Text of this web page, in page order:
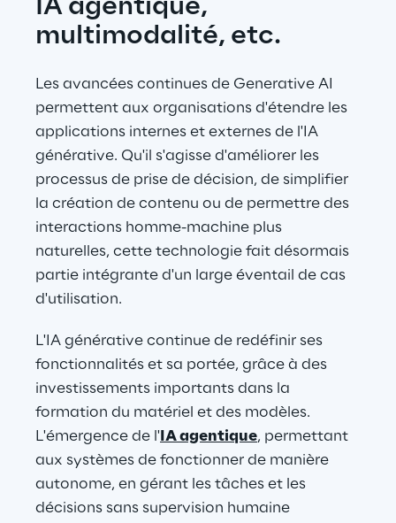
IA agentique,
multimodalité, etc.
Les avancées continues de Generative AI
permettent aux organisations d'étendre les
applications internes et externes de l'IA
générative. Qu'il s'agisse d'améliorer les
processus de prise de décision, de simplifier
la création de contenu ou de permettre des
interactions homme-machine plus
naturelles, cette technologie fait désormais
partie intégrante d'un large éventail de cas
d'utilisation.
L'IA générative continue de redéfinir ses
fonctionnalités et sa portée, grâce à des
investissements importants dans la
formation du matériel et des modèles.
L'émergence de l' IA agentique, permettant
aux systèmes de fonctionner de manière
autonome, en gérant les tâches et les
décisions sans supervision humaine